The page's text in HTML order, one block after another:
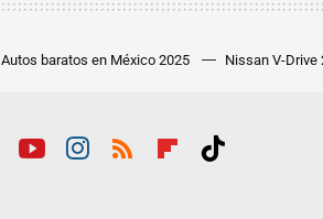
Autos baratos en México 2025 Nissan V-Drive